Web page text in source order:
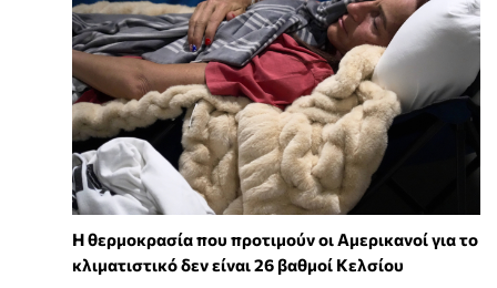
Η θερμοκρασία που προτιμούν οι Αμερικανοί για το
κλιματιστικό δεν είναι 26 βαθμοί Κελσίου